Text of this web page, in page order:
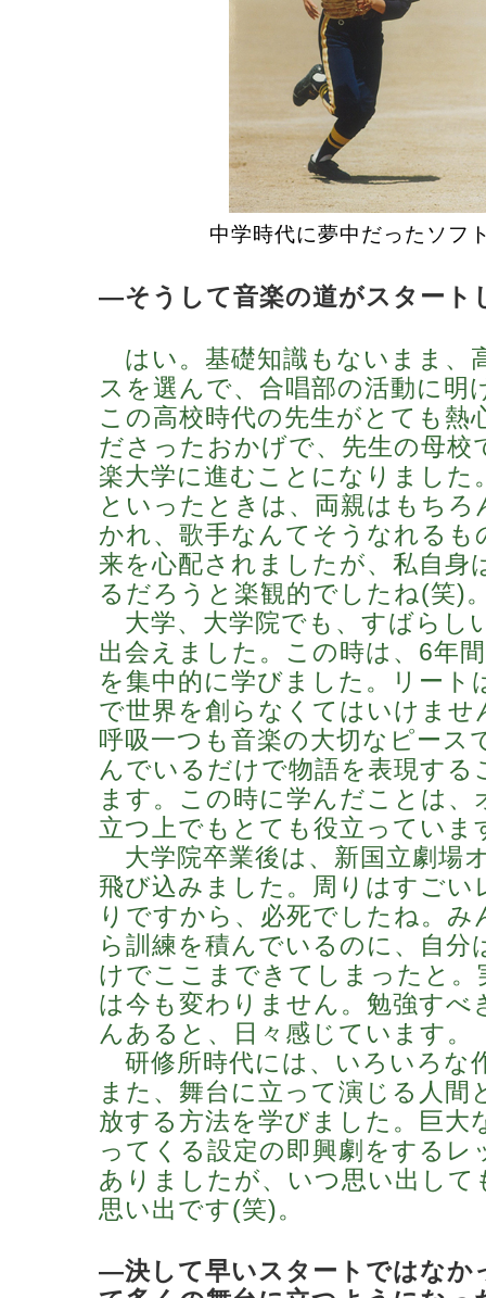
中学時代に夢中だったソフ
―そうして音楽の道がスタート
はい。基礎知識もないまま、
スを選んで、合唱部の活動に明
この高校時代の先生がとても熱
ださったおかげで、先生の母校
楽大学に進むことになりました
といったときは、両親はもちろ
かれ、歌手なんてそうなれるも
来を心配されましたが、私自身
るだろうと楽観的でしたね(笑)
大学、大学院でも、すばらし
出会えました。この時は、6年
を集中的に学びました。リート
で世界を創らなくてはいけませ
呼吸一つも音楽の大切なピース
んでいるだけで物語を表現する
ます。この時に学んだことは、
立つ上でもとても役立っていま
大学院卒業後は、新国立劇場
飛び込みました。周りはすごい
りですから、必死でしたね。み
ら訓練を積んでいるのに、自分
けでここまできてしまったと。
は今も変わりません。勉強すべ
んあると、日々感じています。
研修所時代には、いろいろな
また、舞台に立って演じる人間
放する方法を学びました。巨大
ってくる設定の即興劇をするレ
ありましたが、いつ思い出して
思い出です(笑)。
―決して早いスタートではなか